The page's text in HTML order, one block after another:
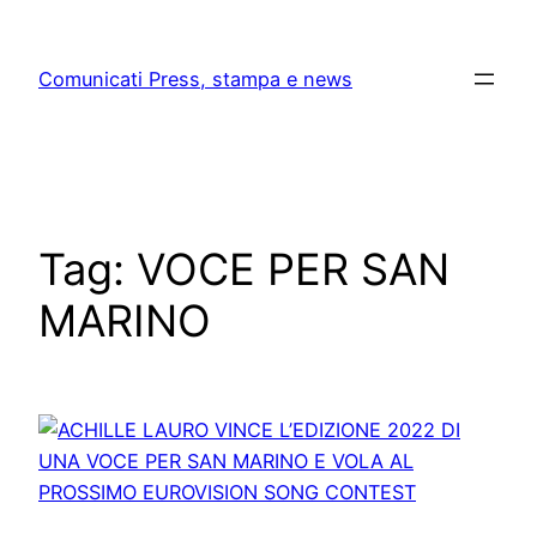
content
Comunicati Press, stampa e news
Tag: VOCE PER SAN
MARINO